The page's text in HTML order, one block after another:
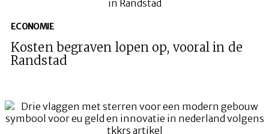
ECONOMIE
Kosten begraven lopen op, vooral in de
Randstad